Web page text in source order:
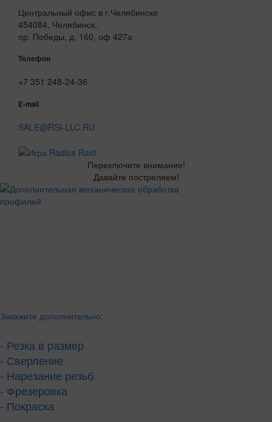
Центральный офис в г.Челябинске
454084, Челябинск,
пр. Победы, д. 160, оф 427а
Телефон
+7 351 248-24-36
E-mail
SALE@RSI-LLC.RU
Переключите внимание!
Давайте постреляем!
Закажите дополнительно:
- Резка в размер
- Сверление
- Нарезание резьб
- Фрезеровка
- Покраска